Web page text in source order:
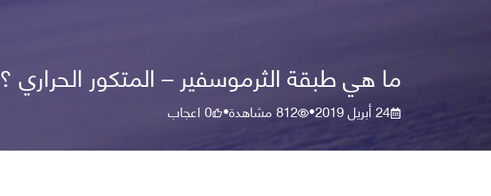
ما هي طبقة الثرموسفير – المتكور الحراري ؟
24 أبريل 2019 •
812مشاهدة•
0اعجاب